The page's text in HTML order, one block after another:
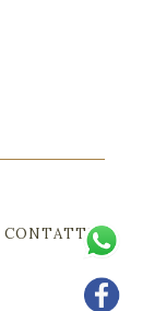
CONTATTI